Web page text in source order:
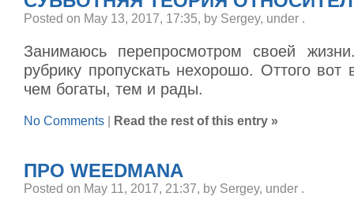
Posted on May 13, 2017, 17:35, by Sergey, under .
Занимаюсь перепросмотром своей
рубрику пропускать нехорошо. Оттого вот
чем богаты, тем и рады.
No Comments Read the rest of this entry »
ПРО WEEDMANА
Posted on May 11, 2017, 21:37, by Sergey, under .